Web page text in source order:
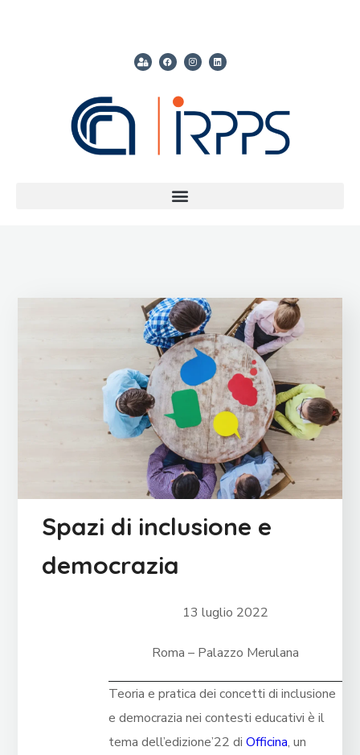
Spazi di inclusione e
democrazia
13 luglio 2022
Roma – Palazzo Merulana
Teoria e pratica dei concetti di inclusione
e democrazia nei contesti educativi è il
tema dell’edizione’22 di Officina, un